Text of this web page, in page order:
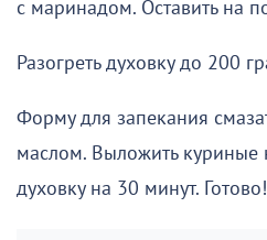
с маринадом. Оставить на
Разогреть духовку до 200
Форму для запекания
маслом. Выложить куриные
духовку на 30 минут. Готово!